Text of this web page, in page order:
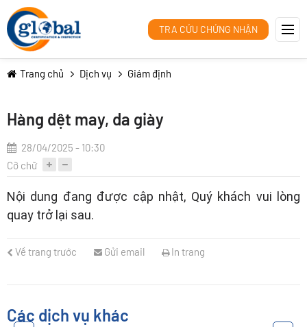
TRA CỨU CHỨNG NHẬN
Trang chủ Dịch vụ Giám định
Hàng dệt may, da giày
28/04/2025 - 10:30
Cỡ chữ
Nội dung đang được cập nhật, Quý khách vui lòng
quay trở lại sau.
Về trang trước Gửi email In trang
Các dịch vụ khác